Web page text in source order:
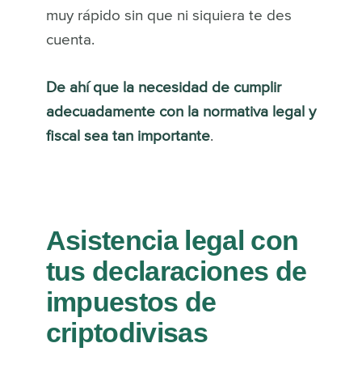
muy rápido sin que ni siquiera te des
cuenta.
De ahí que la necesidad de cumplir
adecuadamente con la normativa legal y
fiscal sea tan importante.
Asistencia legal con
tus declaraciones de
impuestos de
criptodivisas